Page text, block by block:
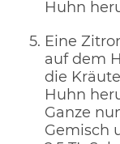
Huhn
Eine
auf dem
die
Huhn
Ganze
Gemisch